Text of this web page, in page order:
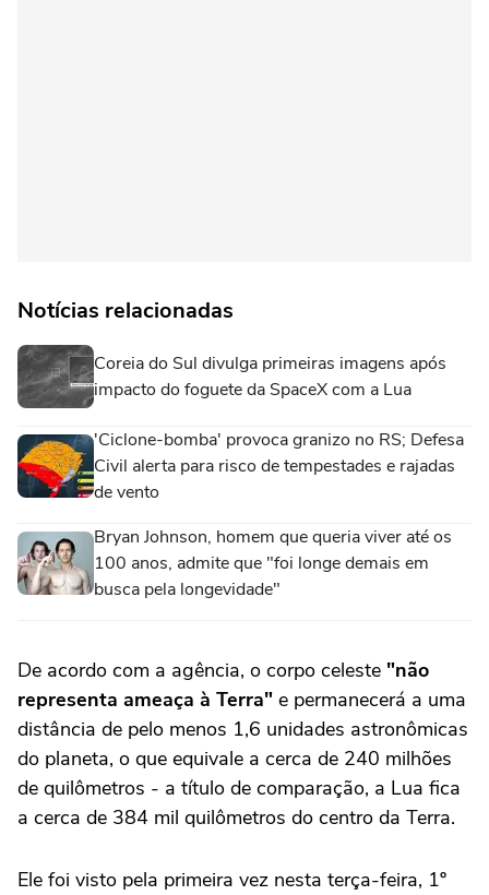
Notícias relacionadas
Coreia do Sul divulga primeiras imagens após
impacto do foguete da SpaceX com a Lua
'Ciclone-bomba' provoca granizo no RS; Defesa
Civil alerta para risco de tempestades e rajadas
de vento
Bryan Johnson, homem que queria viver até os
100 anos, admite que "foi longe demais em
busca pela longevidade"
De acordo com a agência, o corpo celeste "não
representa ameaça à Terra" e permanecerá a uma
distância de pelo menos 1,6 unidades astronômicas
do planeta, o que equivale a cerca de 240 milhões
de quilômetros - a título de comparação, a Lua fica
a cerca de 384 mil quilômetros do centro da Terra.
Ele foi visto pela primeira vez nesta terça-feira, 1º